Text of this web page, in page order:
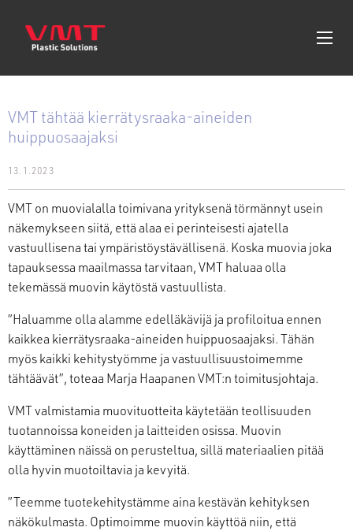
VMT tähtää kierrätysraaka-aineiden
huippuosaajaksi
13.1.2023
VMT on muovialalla toimivana yrityksenä törmännyt usein
näkemykseen siitä, että alaa ei perinteisesti ajatella
vastuullisena tai ympäristöystävällisenä. Koska muovia joka
tapauksessa maailmassa tarvitaan, VMT haluaa olla
tekemässä muovin käytöstä vastuullista.
”Haluamme olla alamme edelläkävijä ja profiloitua ennen
kaikkea kierrätysraaka-aineiden huippuosaajaksi. Tähän
myös kaikki kehitystyömme ja vastuullisuustoimemme
tähtäävät”, toteaa Marja Haapanen VMT:n toimitusjohtaja.
VMT valmistamia muovituotteita käytetään teollisuuden
tuotannoissa koneiden ja laitteiden osissa. Muovin
käyttäminen näissä on perusteltua, sillä materiaalien pitää
olla hyvin muotoiltavia ja kevyitä.
”Teemme tuotekehitystämme aina kestävän kehityksen
näkökulmasta. Optimoimme muovin käyttöä niin, että